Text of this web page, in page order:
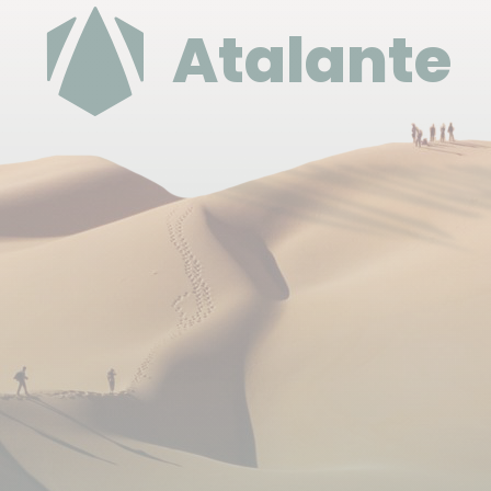
Déplacement
Transport international
Sur le Vietnam, nous utilisons des vols réguliers au
départ de Paris (opérant toute l’année et à heure
fixe). Vous volerez principalement sur les
compagnies aériennes suivantes : Eva Air et
Vietnam Airlines. En fonction des disponibilités au
moment de votre inscription, nous pourrons
également vous proposer d’autres compagnies que
celles mentionnées ci-dessus.
Nous préachetons un stock de vols au départ de
Paris sur ces différentes compagnies afin de vous
garantir le plus longtemps possible les meilleurs
tarifs et la meilleure disponibilité.
Atalante